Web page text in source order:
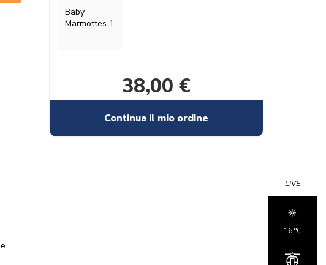
LIVE
16 °c
Baby
Marmottes 1
38,00 €
Continua il mio ordine